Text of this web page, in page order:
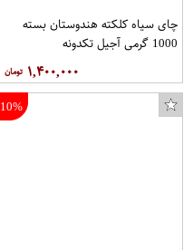
چای سیاه کلکته هندوستان بسته
1000 گرمی آجیل تکدونه
۱,۴۰۰,۰۰۰
10%